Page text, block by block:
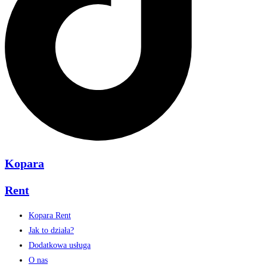
Kopara
Rent
Kopara Rent
Jak to działa?
Dodatkowa usługa
O nas